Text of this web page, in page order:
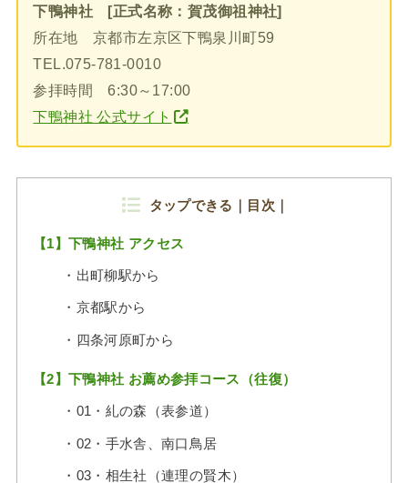
下鴨神社 [正式名称：賀茂御祖神社]
所在地 京都市左京区下鴨泉川町59
TEL.075-781-0010
参拝時間 6:30～17:00
下鴨神社 公式サイト
タップできる｜目次｜
【1】下鴨神社 アクセス
・出町柳駅から
・京都駅から
・四条河原町から
【2】下鴨神社 お薦め参拝コース（往復）
・01・糺の森（表参道）
・02・手水舎、南口鳥居
・03・相生社（連理の賢木）